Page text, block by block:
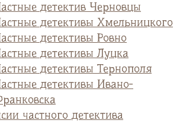
детектив Черновцы
детективы Хмельницкого
детективы Ровно
детективы Луцка
детективы Тернополя
детективы Ивано-
частного детектива